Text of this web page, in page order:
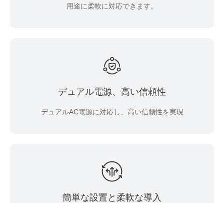
用途に柔軟に対応できます。
デュアル電源、高い信頼性
デュアルAC電源に対応し、高い信頼性を実現
簡単な設置と柔軟な導入